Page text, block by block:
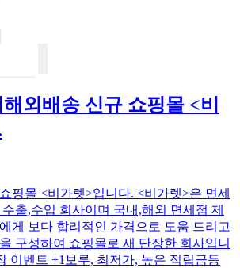
외배송 신규 쇼핑몰 <비
핑몰 <비가렛>입니다. <비가렛>은 면세
출,수입 회사이며 국내,해외 면세점 제
게 보다 합리적인 가격으로 도움 드리고
구성하여 쇼핑몰로 새 단장한 회사입니
이벤트 +1보루, 최저가, 높은 적립금등